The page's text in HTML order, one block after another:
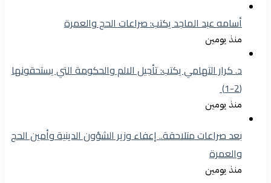
أسامه عبد الماجد يكتب: صراعات الحج والعمرة
منذ يومين
د. كرار التهامي يكتب: تأجيل الالم والحكومة التي يستحقونها
(2-1)
منذ يومين
بعد صراعات متلاحقة.. إعفاء وزير الشؤون الدينية وأمين الحج
والعمرة
منذ يومين